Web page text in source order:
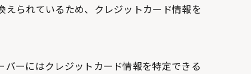
られているため、クレジットカード情報を
ーにはクレジットカード情報を特定できる